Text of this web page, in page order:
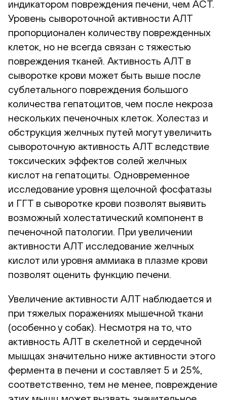
индикатором повреждения печени, чем АСТ.
Уровень сывороточной активности АЛТ
пропорционален количеству поврежденных
клеток, но не всегда связан с тяжестью
повреждения тканей. Активность АЛТ в
сыворотке крови может быть выше после
сублетального повреждения большого
количества гепатоцитов, чем после некроза
нескольких печеночных клеток. Холестаз и
обструкция желчных путей могут увеличить
сывороточную активность АЛТ вследствие
токсических эффектов солей желчных
кислот на гепатоциты. Одновременное
исследование уровня щелочной фосфатазы
и ГГТ в сыворотке крови позволят выявить
возможный холестатический компонент в
печеночной патологии. При увеличении
активности АЛТ исследование желчных
кислот или уровня аммиака в плазме крови
позволят оценить функцию печени.
Увеличение активности АЛТ наблюдается и
при тяжелых поражениях мышечной ткани
(особенно у собак). Несмотря на то, что
активность АЛТ в скелетной и сердечной
мышцах значительно ниже активности этого
фермента в печени и составляет 5 и 25%,
соответственно, тем не менее, повреждение